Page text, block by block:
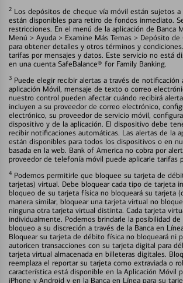
2 Los depósitos de cheque vía móvil están sujetos a
están disponibles para retiro de fondos inmediato.
restricciones. En el menú de la aplicación de Banca
Menú > Ayuda > Examine Más Temas > Depósito de
para obtener detalles y otros términos y
tarifas por mensajes y datos. Este servicio no está
en una cuenta SafeBalance® for Family Banking.
3 Puede elegir recibir alertas a través de notificación
aplicación Móvil, mensaje de texto o correo
nuestro control pueden afectar cuándo recibirá
incluyen a su proveedor de correo electrónico,
electrónico, su proveedor de servicio móvil,
dispositivo y de la aplicación. El dispositivo debe
recibir notificaciones automáticas. Las alertas de la
están disponibles para todos los dispositivos o en
basada en la web. Bank of America no cobra por
proveedor de telefonía móvil puede aplicarle tarifas
4 Podemos permitirle que bloquee su tarjeta de
tarjetas) virtual. Debe bloquear cada tipo de tarjeta
bloqueo de su tarjeta física no bloqueará su tarjeta
manera similar, bloquear una tarjeta virtual no
ninguna otra tarjeta virtual distinta. Cada tarjeta
individualmente. Podemos brindarle la posibilidad
bloqueo a su discreción a través de la Banca en
Bloquear su tarjeta de débito física no bloqueará ni
autoricen transacciones con su tarjeta digital para
tarjeta virtual almacenada en billeteras digitales.
reemplaza el reportar su tarjeta como extraviada o
característica está disponible en la Aplicación Móvil
iPhone y Android y en la Banca en Línea para su